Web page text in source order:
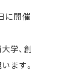
に開催
学、創
ます。